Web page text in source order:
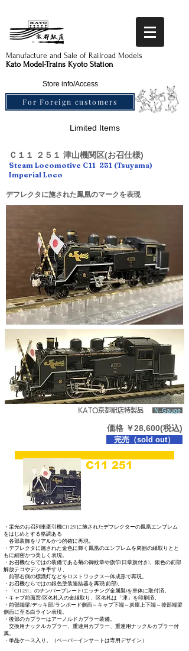
Manufacture and Sale of Railroad Models​
Kato Model-Trains Kyoto Station
Store info/Access
For Foreign customers
Limited Items
Ｃ１１ ２５１ 津山機関区(お召仕様)
Steam Locomotive C11 251 (Tsuyama)
Imperial Loco
デフレクタに施された鳳凰のマークを表現
KATO京都駅店特製品 N-Gauge
価格 ￥28,600(税込)
完売（sold out）
C11 251
・栄光のお召列車牽引機C11 251に施されたデフレクターの鳳凰エンブレム
をはじめとする格調ある
各部装飾をリアルかつ的確に再現。
・デフレクタに施された金色に輝く鳳凰のエンブレムを周囲の縁取りとと
もに細密かつ美しく表現。
・お召機ならではの装備である菊の御紋章や旗竿(日章旗付き)、銀色の前部
解放テコやデッキ手すり、
前部右側の標識灯などをロストワックス一体成形で再現。
・お召機ならではの銀色塗装連結器を再現(前部)。
・「C11 251」のナンバープレート(エッチング金属製)を車体に取付済。
・キャブ前面窓/区名札入の金縁取り、区名札は「津」を印刷済。
・前部端梁/デッキ部/ランボード側面～キャブ下端～炭庫上下端～後部端梁
側面に至る白ライン表現。
​・後部のカプラーはアーノルドカプラー装備。
交換用ナックルカプラー、重連用カプラー、重連用ナックルカプラー付
属。
​・単品ケース入り。（ペーパーインサートは専用デザイン）